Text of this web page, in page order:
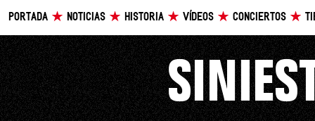
PORTADA NOTICIAS HISTORIA VÍDEOS CONCIERTOS